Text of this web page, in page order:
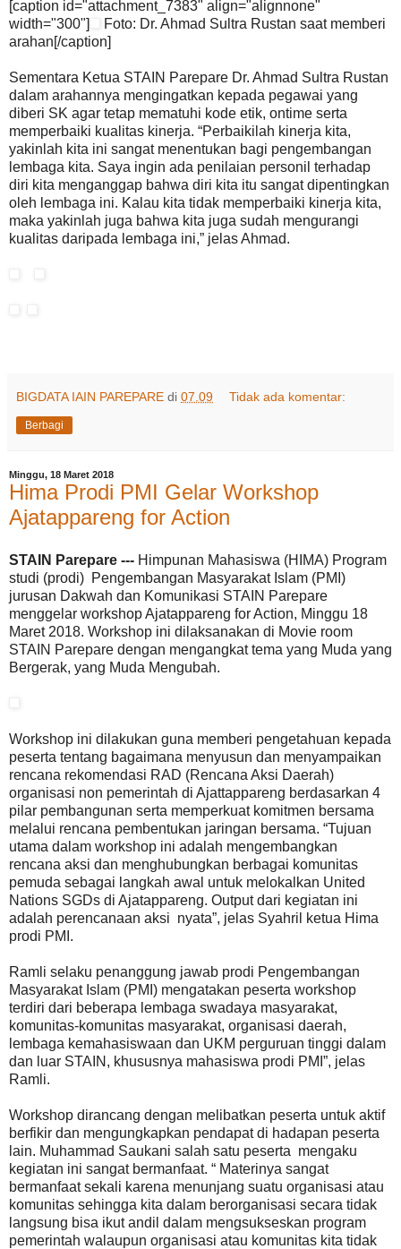
[caption id="attachment_7383" align="alignnone"
width="300"]
Foto: Dr. Ahmad Sultra Rustan saat memberi
arahan[/caption]
Sementara Ketua STAIN Parepare Dr. Ahmad Sultra Rustan
dalam arahannya mengingatkan kepada pegawai yang
diberi SK agar tetap mematuhi kode etik, ontime serta
memperbaiki kualitas kinerja. “Perbaikilah kinerja kita,
yakinlah kita ini sangat menentukan bagi pengembangan
lembaga kita. Saya ingin ada penilaian personil terhadap
diri kita menganggap bahwa diri kita itu sangat dipentingkan
oleh lembaga ini. Kalau kita tidak memperbaiki kinerja kita,
maka yakinlah juga bahwa kita juga sudah mengurangi
kualitas daripada lembaga ini,” jelas Ahmad.
BIGDATA IAIN PAREPARE di 07.09 Tidak ada komentar:
Berbagi
Minggu, 18 Maret 2018
Hima Prodi PMI Gelar Workshop
Ajatappareng for Action
STAIN Parepare --- Himpunan Mahasiswa (HIMA) Program
studi (prodi) Pengembangan Masyarakat Islam (PMI)
jurusan Dakwah dan Komunikasi STAIN Parepare
menggelar workshop Ajatappareng for Action, Minggu 18
Maret 2018. Workshop ini dilaksanakan di Movie room
STAIN Parepare dengan mengangkat tema yang Muda yang
Bergerak, yang Muda Mengubah.
Workshop ini dilakukan guna memberi pengetahuan kepada
peserta tentang bagaimana menyusun dan menyampaikan
rencana rekomendasi RAD (Rencana Aksi Daerah)
organisasi non pemerintah di Ajattappareng berdasarkan 4
pilar pembangunan serta memperkuat komitmen bersama
melalui rencana pembentukan jaringan bersama. “Tujuan
utama dalam workshop ini adalah mengembangkan
rencana aksi dan menghubungkan berbagai komunitas
pemuda sebagai langkah awal untuk melokalkan United
Nations SGDs di Ajatappareng. Output dari kegiatan ini
adalah perencanaan aksi nyata”, jelas Syahril ketua Hima
prodi PMI.
Ramli selaku penanggung jawab prodi Pengembangan
Masyarakat Islam (PMI) mengatakan peserta workshop
terdiri dari beberapa lembaga swadaya masyarakat,
komunitas-komunitas masyarakat, organisasi daerah,
lembaga kemahasiswaan dan UKM perguruan tinggi dalam
dan luar STAIN, khususnya mahasiswa prodi PMI”, jelas
Ramli.
Workshop dirancang dengan melibatkan peserta untuk aktif
berfikir dan mengungkapkan pendapat di hadapan peserta
lain. Muhammad Saukani salah satu peserta mengaku
kegiatan ini sangat bermanfaat. “ Materinya sangat
bermanfaat sekali karena menunjang suatu organisasi atau
komunitas sehingga kita dalam berorganisasi secara tidak
langsung bisa ikut andil dalam mengsukseskan program
pemerintah walaupun organisasi atau komunitas kita tidak